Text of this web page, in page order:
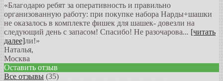
«Благодарю ребят за оперативность и правильно
организованную работу: при покупке набора Нарды+шашки
не оказалось в комплекте фишек для шашек- довезли на
следующий день с запасом! Спасибо! Не разочарова... [читать
далее]ли!»
Наталья,
Москва
Оставить отзыв
Все отзывы (35)